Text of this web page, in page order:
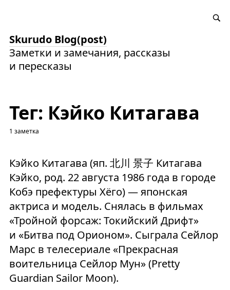
Skurudo Blog(post)
Заметки и замечания, рассказы
и пересказы
Тег: Кэйко Китагава
1 заметка
Кэйко Китагава (яп. 北川 景子 Китагава
Кэйко, род. 22 августа 1986 года в городе
Кобэ префектуры Хёго) — японская
актриса и модель. Снялась в фильмах
«Тройной форсаж: Токийский Дрифт»
и «Битва под Орионом». Сыграла Сейлор
Марс в телесериале «Прекрасная
воительница Сейлор Мун» (Pretty
Guardian Sailor Moon).